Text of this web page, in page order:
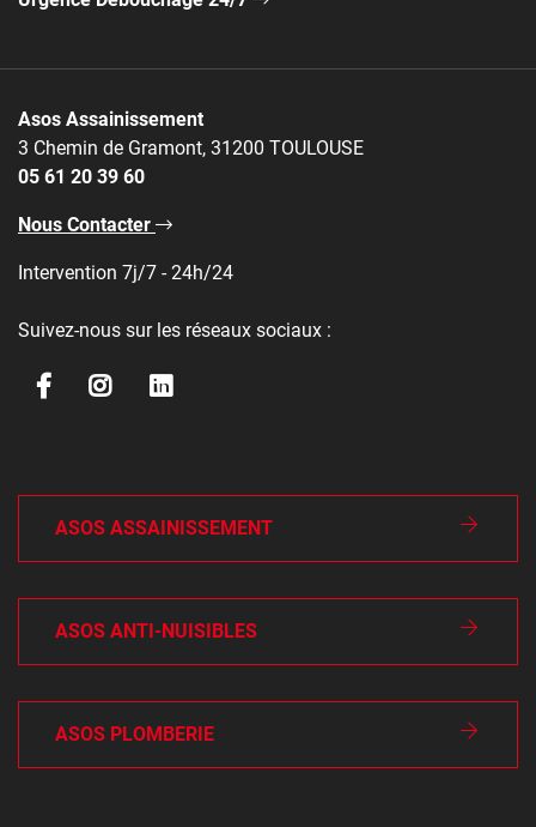
Asos Assainissement
3 Chemin de Gramont, 31200 TOULOUSE
05 61 20 39 60
Nous Contacter
Intervention 7j/7 - 24h/24
Suivez-nous sur les réseaux sociaux :
ASOS ASSAINISSEMENT
ASOS ANTI-NUISIBLES
ASOS PLOMBERIE